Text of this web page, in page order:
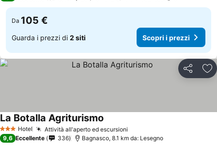
Da 105 €
Guarda i prezzi di 2 siti Scopri i prezzi
Condividi
3 StelleHotel Attività all'aperto ed escursioni
La Botalla Agriturismo
9,6 Eccellente 336 Bagnasco, 8.1 km da: Lesegno